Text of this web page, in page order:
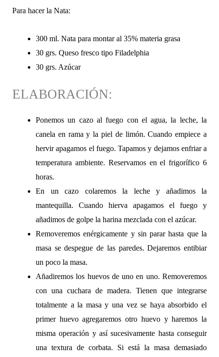
Para hacer la Nata:
300 ml. Nata para montar al 35% materia grasa
30 grs. Queso fresco tipo Filadelphia
30 grs. Azúcar
ELABORACIÓN:
Ponemos un cazo al fuego con el agua, la leche, la
canela en rama y la piel de limón. Cuando empiece a
hervir apagamos el fuego. Tapamos y dejamos enfriar a
temperatura ambiente. Reservamos en el frigorífico 6
horas.
En un cazo colaremos la leche y añadimos la
mantequilla. Cuando hierva apagamos el fuego y
añadimos de golpe la harina mezclada con el azúcar.
Removeremos enérgicamente y sin parar hasta que la
masa se despegue de las paredes. Dejaremos entibiar
un poco la masa.
Añadiremos los huevos de uno en uno. Removeremos
con una cuchara de madera. Tienen que integrarse
totalmente a la masa y una vez se haya absorbido el
primer huevo agregaremos otro huevo y haremos la
misma operación y así sucesivamente hasta conseguir
una textura de corbata. Si está la masa demasiado